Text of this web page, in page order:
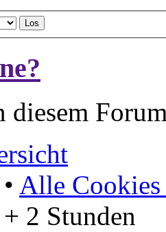
• Alle Cookies
2 Stunden